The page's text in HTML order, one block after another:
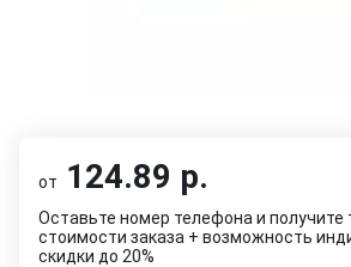
от 124.89 р.
Оставьте номер телефона и получите
стоимости заказа + возможность
скидки до 20%